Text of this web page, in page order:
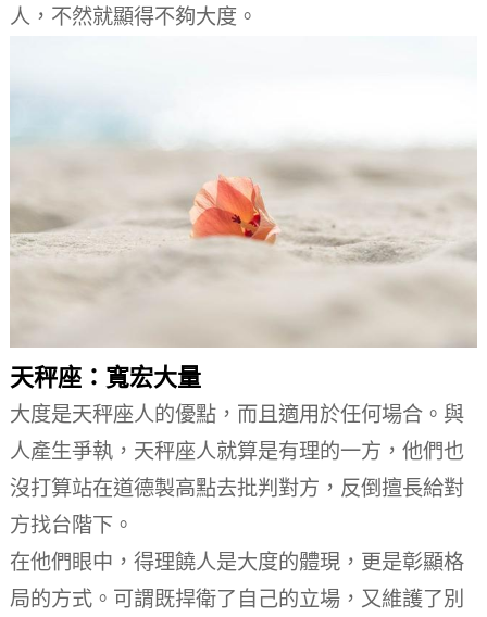
人，不然就顯得不夠大度。
天秤座：寬宏大量
大度是天秤座人的優點，而且適用於任何場合。 與
人產生爭執，天秤座人就算是有理的一方，他們也
沒打算站在道德製高點去批判對方，反倒擅長給對
方找台階下。
在他們眼中，得理饒人是大度的體現，更是彰顯格
局的方式。 可謂既捍衛了自己的立場，又維護了別